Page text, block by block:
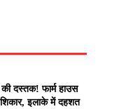
की दस्तक! फार्म हाउस
इलाके में दहशत